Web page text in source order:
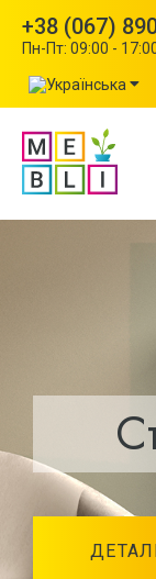
+38 (067)
Пн-Пт: 09:00 -